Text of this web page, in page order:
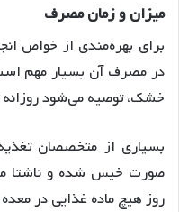
میزانوزمانمصرف
برای بهره‌مندی از خواص
در مصرف آن بسیار مهم است.
خشک، توصیه می‌شود روزانه تنها ۲ تا ۳ عدد از آن
بسیاری از متخصصان
صورت خیس شده و ناشتا
روز هیچ ماده غذایی در